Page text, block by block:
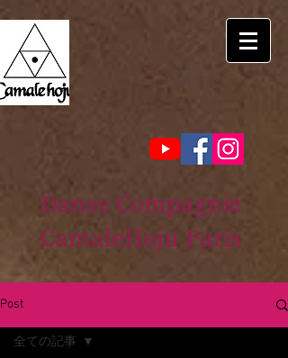
Danse Compagnie
CamaleHoju Paris
Post
全ての記事